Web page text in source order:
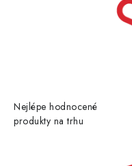
Nejlépe hodnocené
produkty na trhu